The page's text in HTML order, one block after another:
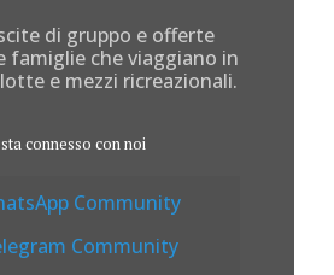
di gruppo e offerte
famiglie che viaggiano in
e mezzi ricreazionali.
connesso con noi
Community
Community